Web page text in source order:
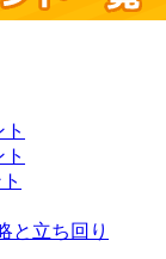
と立ち回り